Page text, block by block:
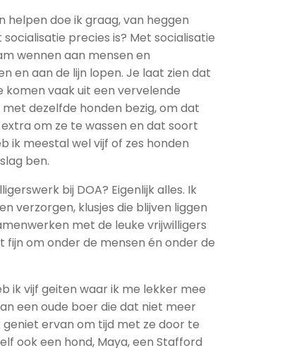
helpen doe ik graag, van heggen
precies is? Met socialisatie
wennen aan mensen en
en aan de lijn lopen. Je laat zien dat
komen vaak uit een vervelende
dezelfde honden bezig, om dat
om ze te wassen en dat soort
ik meestal wel vijf of zes honden
ben.
bij DOA? Eigenlijk alles. Ik
verzorgen, klusjes die blijven liggen
met de leuke vrijwilligers
fijn om onder de mensen én onder de
ik vijf geiten waar ik me lekker mee
een oude boer die dat niet meer
geniet ervan om tijd met ze door te
ook een hond, Maya, een Stafford